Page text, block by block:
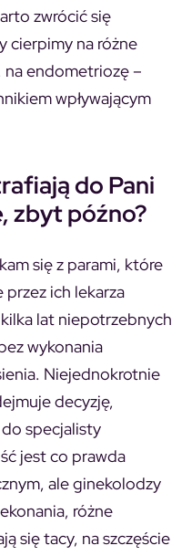
zwrócić się
cierpimy na różne
endometriozę –
wpływającym
do Pani
zbyt późno?
się z parami, które
przez ich lekarza
lat niepotrzebnych
wykonania
Niejednokrotnie
decyzję,
specjalisty
jest co prawda
ale ginekolodzy
różne
się tacy, na szczęście